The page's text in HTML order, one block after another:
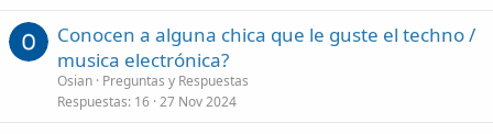
Conocen a alguna chica que le guste el techno /
musica electrónica?
Osian Preguntas y Respuestas
Respuestas 16 27 Nov 2024